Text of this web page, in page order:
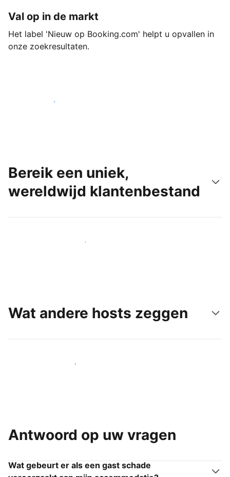
Val op in de markt
Het label 'Nieuw op Booking.com' helpt u opvallen in
onze zoekresultaten.
Begin vandaag nog
Bereik een uniek,
wereldwijd klantenbestand
Bereik vandaag nog nieuwe gasten
Wat andere hosts zeggen
Word een van onze vele hosts
Antwoord op uw vragen
Wat gebeurt er als een gast schade